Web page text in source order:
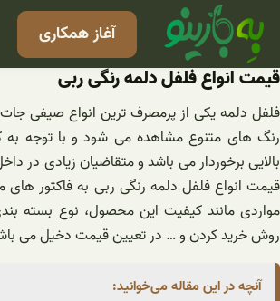
محتوا
آغاز همکاری
قیمت انواع فلفل دلمه رنگی ربی
فلفل دلمه یکی از پرمصرف‌ ترین انواع صیفی
رنگ های متنوع مشاهده می شود و با توجه به
بالایی برخوردار می باشد و متقاضیان زیادی در
قیمت انواع فلفل دلمه رنگی ربی به فاکتور
مواردی مانند کیفیت این محصول، نوع بسته
روش خرید کردن و … در تعیین قیمت دخیل می
آنچه در این مقاله می‌خوانید: